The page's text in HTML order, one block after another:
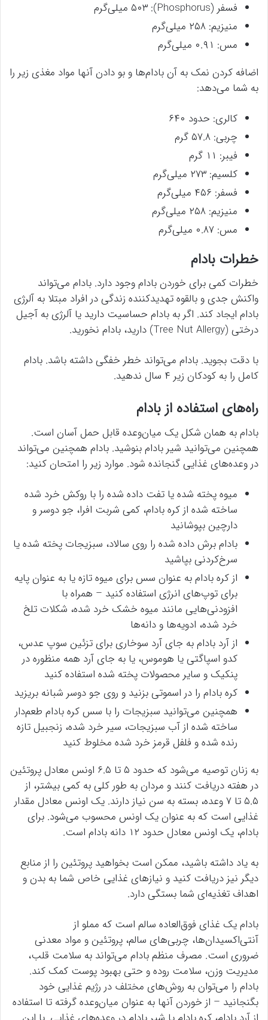
فسفر (Phosphorus): ۵۰۳ میلی‌گرم
منیزیم: ۲۵۸ میلی‌گرم
مس: ۰.۹۱ میلی‌گرم
اضافه کردن نمک به آن بادام‌ها و بو دادن آنها مواد مغذی زیر را
به شما می‌دهد:
کالری: حدود ۶۴۰
چربی: ۵۷.۸ گرم
فیبر: ۱۱ گرم
کلسیم: ۲۷۳ میلی‌گرم
فسفر: ۴۵۶ میلی‌گرم
منیزیم: ۲۵۸ میلی‌گرم
مس: ۰.۸۷ میلی‌گرم
خطرات بادام
خطرات کمی برای خوردن بادام وجود دارد. بادام می‌تواند
واکنش جدی و بالقوه تهدیدکننده زندگی در افراد مبتلا به آلرژی
بادام ایجاد کند. اگر به بادام حساسیت دارید یا آلرژی به آجیل
درختی (Tree Nut Allergy) دارید، بادام نخورید.
با دقت بجوید. بادام می‌تواند خطر خفگی داشته باشد. بادام
کامل را به کودکان زیر ۴ سال ندهید.
راه‌های استفاده از بادام
بادام به همان شکل یک میان‌وعده قابل حمل آسان است.
همچنین می‌توانید شیر بادام بنوشید. بادام همچنین می‌تواند
در وعده‌های غذایی گنجانده شود. موارد زیر را امتحان کنید:
میوه پخته شده یا تفت داده شده را با روکش خرد شده
ساخته شده از کره بادام، کمی شربت افرا، جو دوسر و
دارچین بپوشانید
بادام برش داده شده را روی سالاد، سبزیجات پخته شده یا
سرخ‌کردنی بپاشید
از کره بادام به عنوان سس برای میوه تازه یا به عنوان پایه
برای توپ‌های انرژی استفاده کنید – همراه با
افزودنی‌هایی مانند میوه خشک خرد شده، شکلات تلخ
خرد شده، ادویه‌ها و دانه‌ها
از آرد بادام به جای آرد سوخاری برای تزئین سوپ عدس،
کدو اسپاگتی یا هوموس، یا به جای آرد همه منظوره در
پنکیک و سایر محصولات پخته شده استفاده کنید
کره بادام را در اسموتی بزنید و روی جو دوسر شبانه بریزید
همچنین می‌توانید سبزیجات را با سس کره بادام طعم‌دار
ساخته شده از آب سبزیجات، سیر خرد شده، زنجبیل تازه
رنده شده و فلفل قرمز خرد شده مخلوط کنید
به زنان توصیه می‌شود که حدود ۵ تا ۶.۵ اونس معادل پروتئین
در هفته دریافت کنند و مردان به طور کلی به کمی بیشتر، از
۵.۵ تا ۷ وعده، بسته به سن نیاز دارند. یک اونس معادل مقدار
غذایی است که به عنوان یک اونس محسوب می‌شود. برای
بادام، یک اونس معادل حدود ۱۲ دانه بادام است.
به یاد داشته باشید، ممکن است بخواهید پروتئین را از منابع
دیگر نیز دریافت کنید و نیازهای غذایی خاص شما به بدن و
اهداف تغذیه‌ای شما بستگی دارد.
بادام یک غذای فوق‌العاده سالم است که مملو از
آنتی‌اکسیدان‌ها، چربی‌های سالم، پروتئین و مواد معدنی
ضروری است. مصرف منظم بادام می‌تواند به سلامت قلب،
مدیریت وزن، سلامت روده و حتی بهبود پوست کمک کند.
بادام را می‌توان به روش‌های مختلف در رژیم غذایی خود
بگنجانید – از خوردن آنها به عنوان میان‌وعده گرفته تا استفاده